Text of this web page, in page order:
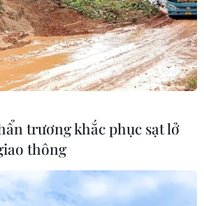
trương khắc phục sạt lở
thông